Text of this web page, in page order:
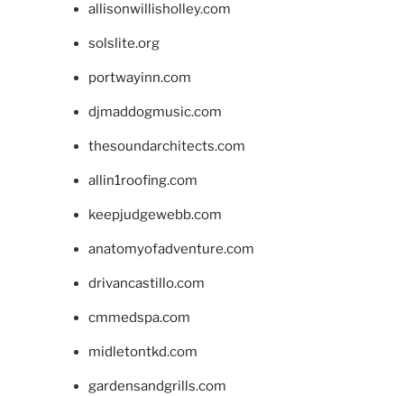
allisonwillisholley.com
solslite.org
portwayinn.com
djmaddogmusic.com
thesoundarchitects.com
allin1roofing.com
keepjudgewebb.com
anatomyofadventure.com
drivancastillo.com
cmmedspa.com
midletontkd.com
gardensandgrills.com